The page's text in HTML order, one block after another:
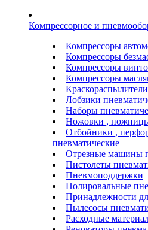
Компрессорное и
Компрессоры
Компрессоры
Компрессоры
Компрессоры
Лобзики
Наборы
Ножовки ,
Отбойники ,
пневматические
Отрезные машины
Пистолеты
Пневмоподдержки
Полировальные
Принадлежности
Пылесосы
Расходные